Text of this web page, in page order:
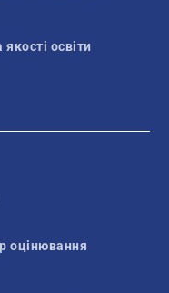
освіти
оцінювання